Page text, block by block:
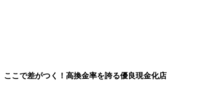
ここで差がつく！高換金率を誇る優良現金化店